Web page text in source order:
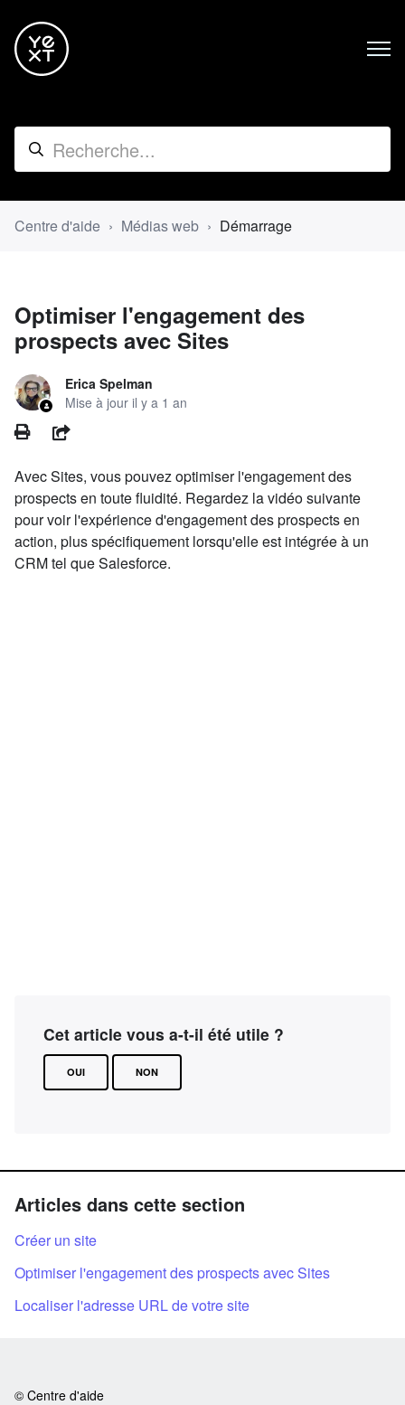
Centre d'aide Médias web Démarrage
Optimiser l'engagement des
prospects avec Sites
Erica Spelman
Mise à jour il y a 1 an
PRINTPARTAGER
Avec Sites, vous pouvez optimiser l'engagement des
prospects en toute fluidité. Regardez la vidéo suivante
pour voir l'expérience d'engagement des prospects en
action, plus spécifiquement lorsqu'elle est intégrée à un
CRM tel que Salesforce.
Cet article vous a-t-il été utile ?
OUI NON
Articles dans cette section
Créer un site
Optimiser l'engagement des prospects avec Sites
Localiser l'adresse URL de votre site
© Centre d'aide